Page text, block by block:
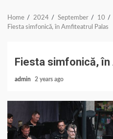
Home 2024 September
10
Fiesta simfonică, în Amfiteatrul Palas
Fiesta simfonică,
admin 2 years ago